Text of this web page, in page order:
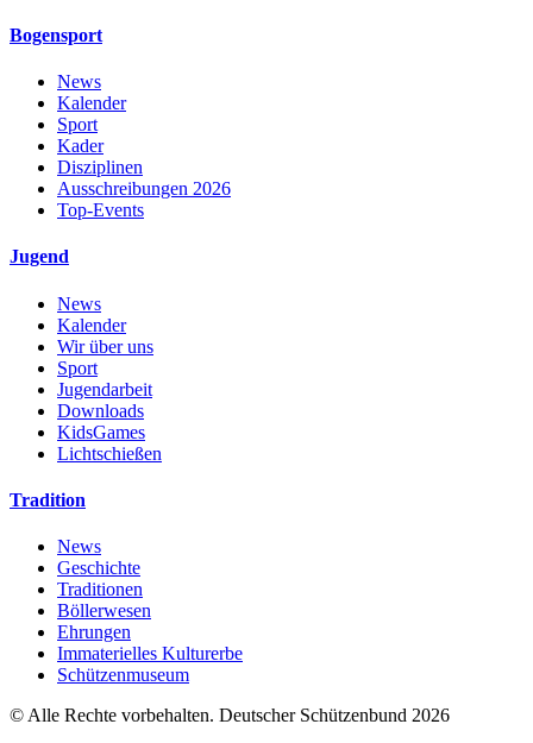
Bogensport
News
Kalender
Sport
Kader
Disziplinen
Ausschreibungen 2026
Top-Events
Jugend
News
Kalender
Wir über uns
Sport
Jugendarbeit
Downloads
KidsGames
Lichtschießen
Tradition
News
Geschichte
Traditionen
Böllerwesen
Ehrungen
Immaterielles Kulturerbe
Schützenmuseum
© Alle Rechte vorbehalten. Deutscher Schützenbund 2026